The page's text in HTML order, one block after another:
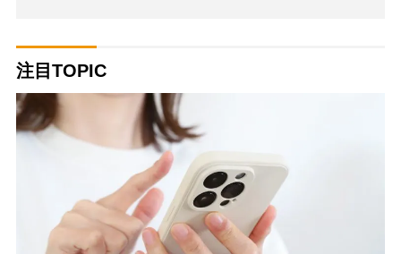
注目TOPIC